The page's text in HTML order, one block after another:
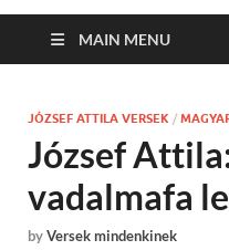
MAIN MENU
JÓZSEF ATTILA VERSEK /
József
vadalmafa
byVersek mindenkinek